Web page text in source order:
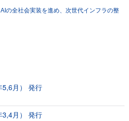
の全社会実装を進め、次世代インフラの整
5,6月） 発行
3,4月） 発行